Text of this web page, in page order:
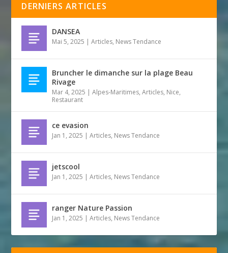
DERNIERS ARTICLES
DANSEA
Mai 5, 2025 |Articles, News Tendance
Bruncher le dimanche sur la plage Beau
Rivage
Mar 4, 2025 |Alpes-Maritimes,Articles, Nice,
Restaurant
ce evasion
Jan 1, 2025 |Articles, News Tendance
jetscool
Jan 1, 2025 |Articles, News Tendance
ranger Nature Passion
Jan 1, 2025 |Articles, News Tendance